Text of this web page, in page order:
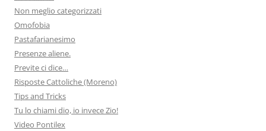
Non meglio categorizzati
Omofobia
Pastafarianesimo
Presenze aliene.
Previte ci dice…
Risposte Cattoliche (Moreno)
Tips and Tricks
Tu lo chiami dio, io invece Zio!
Video Pontilex